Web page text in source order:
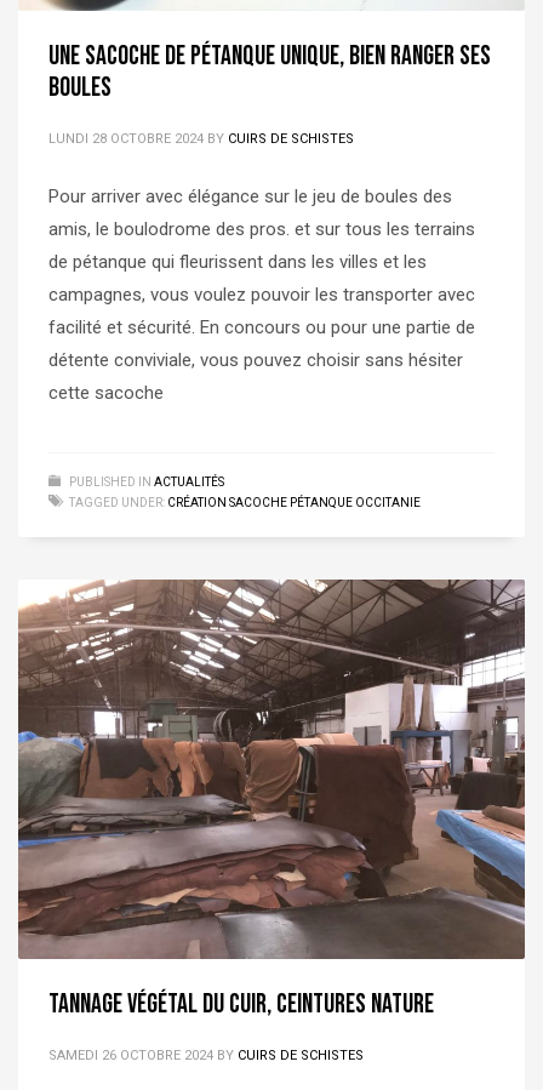
Une sacoche de pétanque unique, bien ranger ses
boules
LUNDI 28 OCTOBRE 2024 BY CUIRS DE SCHISTES
Pour arriver avec élégance sur le jeu de boules des
amis, le boulodrome des pros. et sur tous les terrains
de pétanque qui fleurissent dans les villes et les
campagnes, vous voulez pouvoir les transporter avec
facilité et sécurité. En concours ou pour une partie de
détente conviviale, vous pouvez choisir sans hésiter
cette sacoche
PUBLISHED IN ACTUALITÉS
TAGGED UNDER: CRÉATION SACOCHE PÉTANQUE OCCITANIE
Tannage végétal du cuir, ceintures Nature
SAMEDI 26 OCTOBRE 2024 BY CUIRS DE SCHISTES